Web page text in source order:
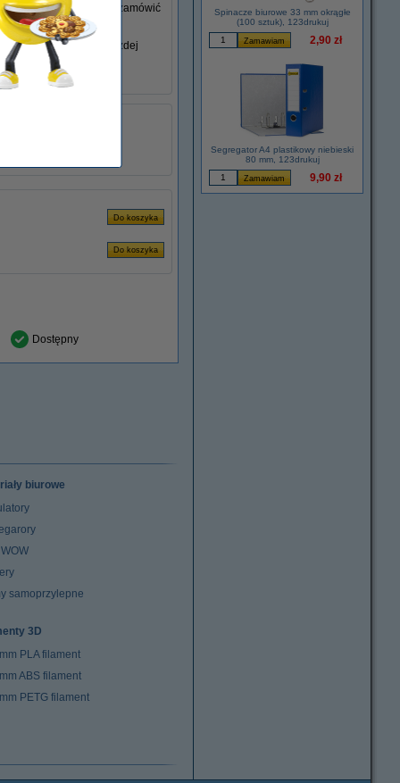
nie posiadasz, możesz zamówić
swojego laptopa w każdej
Dostępny
Spinacze biurowe 33 mm okrągłe
(100 sztuk), 123drukuj
2,90 zł
Segregator A4 plastikowy niebieski
80 mm, 123drukuj
9,90 zł
biurowe
samoprzylepne
3D
PLA filament
ABS filament
PETG filament